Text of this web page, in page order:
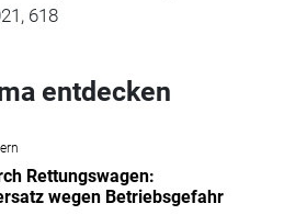
618
entdecken
Rettungswagen:
wegen Betriebsgefahr